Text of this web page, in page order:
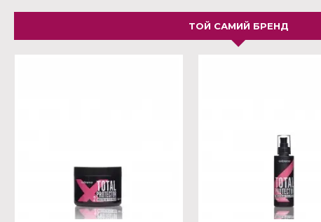
укладання, захищаючи його під час хвильового
ТОЙ САМИЙ БРЕНД